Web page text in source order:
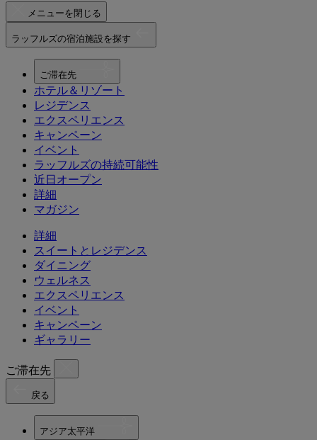
メニューを閉じる
ラッフルズの宿泊施設を探す
ご滞在先
ホテル＆リゾート
レジデンス
エクスペリエンス
キャンペーン
イベント
ラッフルズの持続可能性
近日オープン
詳細
マガジン
詳細
スイートとレジデンス
ダイニング
ウェルネス
エクスペリエンス
イベント
キャンペーン
ギャラリー
ご滞在先
戻る
アジア太平洋